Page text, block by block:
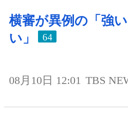
横審が異例の「強
い」
64
08月10日 12:01 TBS